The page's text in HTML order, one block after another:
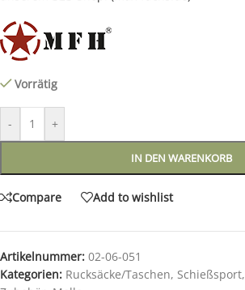
Vorrätig
- +
IN DEN WARENKORB
Compare Add to wishlist
Artikelnummer: 02-06-051
Kategorien: Rucksäcke/Taschen, Schießsport,